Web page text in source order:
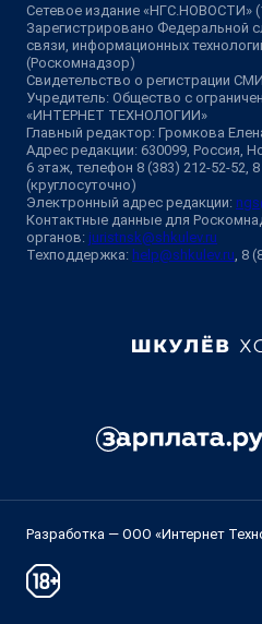
Сетевое издание «НГС.НОВОСТИ»
Зарегистрировано Федеральной
связи, информационных
(Роскомнадзор)
Свидетельство о регистрации
Учредитель: Общество с
«ИНТЕРНЕТ ТЕХНОЛОГИИ»
Главный редактор: Громкова
Адрес редакции: 630099, Россия,
6 этаж, телефон 8 (383) 212-52-52,
(круглосуточно)
Электронный адрес редакции:
Контактные данные для
органов: juristnsk@shkulev.ru
Техподдержка: help@shkulev.ru , 8
Разработка — ООО «Интернет